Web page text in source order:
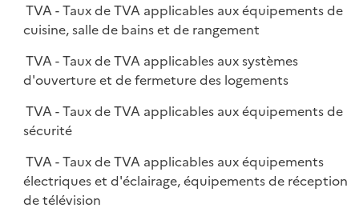
TVA - Taux de TVA applicables aux équipements de
cuisine, salle de bains et de rangement
TVA - Taux de TVA applicables aux systèmes
d'ouverture et de fermeture des logements
TVA - Taux de TVA applicables aux équipements de
sécurité
TVA - Taux de TVA applicables aux équipements
électriques et d'éclairage, équipements de réception
de télévision